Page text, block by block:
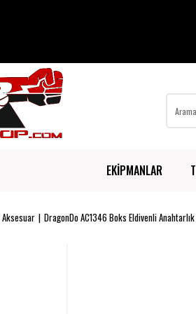
EKİPMANLAR
Aksesuar DragonDo AC1346 Boks Eldivenli